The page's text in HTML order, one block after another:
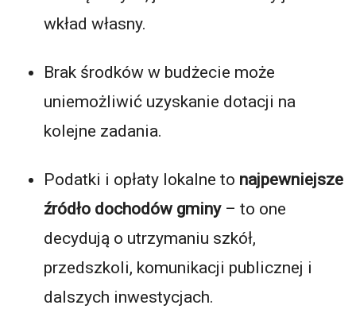
wkład własny.
Brak środków w budżecie może
uniemożliwić uzyskanie dotacji na
kolejne zadania.
Podatki i opłaty lokalne to najpewniejsze
źródło dochodów gminy– to one
decydują o utrzymaniu szkół,
przedszkoli, komunikacji publicznej i
dalszych inwestycjach.